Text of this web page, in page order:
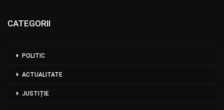
CATEGORII
POLITIC
ACTUALITATE
JUSTIȚIE